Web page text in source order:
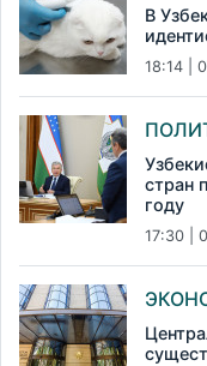
В
18:14 |
стран
году
17:30 |